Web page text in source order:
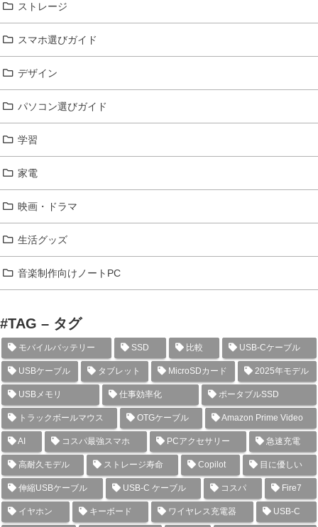
ストレージ
スマホ選びガイド
デザイン
パソコン選びガイド
学習
家電
映画・ドラマ
生活グッズ
音楽制作向けノートPC
#TAG – タグ
モバイルバッテリー SSD 比較 USB-Cケーブル
USBケーブル タブレット MicroSDカード 2025年モデル
USBメモリ 仕事効率化 ポータブルSSD
トラックボールマウス OTGケーブル Amazon Prime Video
AI コスパ最強スマホ PCアクセサリー 急速充電
高耐久モデル ストレージ寿命 Copilot 目に優しい
伸縮USBケーブル USB-C ケーブル コスパ Fire7
イヤホン キーボード ワイヤレス充電器 USB-C